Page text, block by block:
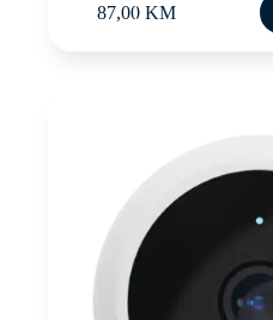
87,00 KM